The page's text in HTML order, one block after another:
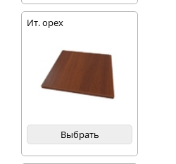
Ит. орех
Выбрать